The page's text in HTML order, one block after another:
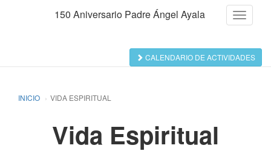
Menu
de
150 Aniversario Padre Ángel Ayala
CALENDARIO DE ACTIVIDADES
INICIO VIDA ESPIRITUAL
Vida Espiritual